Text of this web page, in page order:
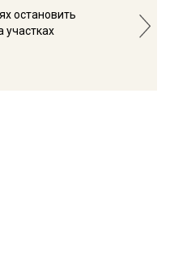
остановить
участках